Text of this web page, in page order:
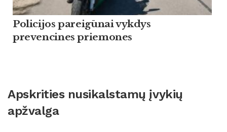
Policijos pareigūnai vykdys
prevencines priemones
Apskrities nusikalstamų įvykių
apžvalga